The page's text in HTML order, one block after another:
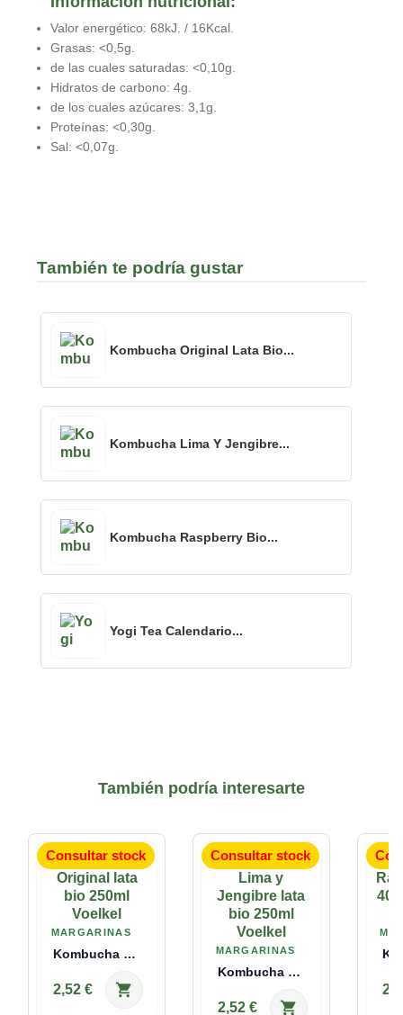
Valor energético: 68kJ. / 16Kcal.
Grasas: <0,5g.
de las cuales saturadas: <0,10g.
Hidratos de carbono: 4g.
de los cuales azúcares: 3,1g.
Proteínas: <0,30g.
Sal: <0,07g.
También te podría gustar
Kombucha Original Lata Bio...
Kombucha Lima Y Jengibre...
Kombucha Raspberry Bio...
Yogi Tea Calendario...
También podría interesarte
MARGARINAS
Kombucha Original Lata Bio 250ml Voelkel
2,52 € shopping_cart
Consultar stock
MARGARINAS
Kombucha Lima Y Jengibre Lata Bio 250ml...
2,52 € shopping_cart
Consultar stock